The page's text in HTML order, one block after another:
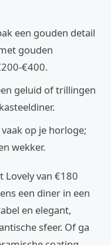
een gouden detail
gouden
€400.
geluid of trillingen
op je horloge;
wekker.
Lovely van €180
een diner in een
en elegant,
sfeer. Of ga